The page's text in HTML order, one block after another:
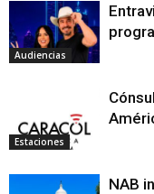
Audiencias
Estaciones
NAB